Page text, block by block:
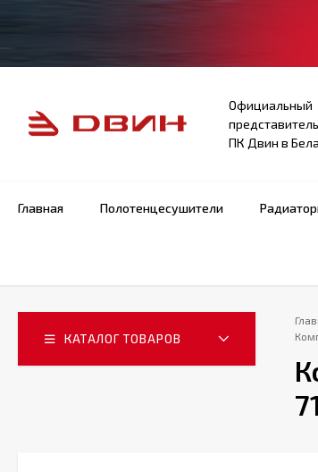
Официальный
ПК Двин в
Главная Полотенцесушители
КАТАЛОГ ТОВАРОВ